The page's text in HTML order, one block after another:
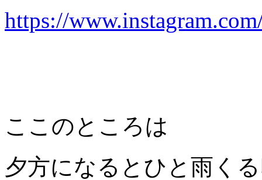
https://
ここのところは
夕方になるとひと雨く